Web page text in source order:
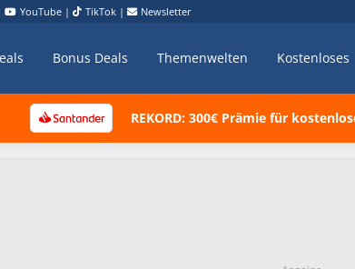
YouTube | TikTok | Newsletter
Bonus Deals Themenwelten Kostenloses
REKORD: 300€ Prämie für